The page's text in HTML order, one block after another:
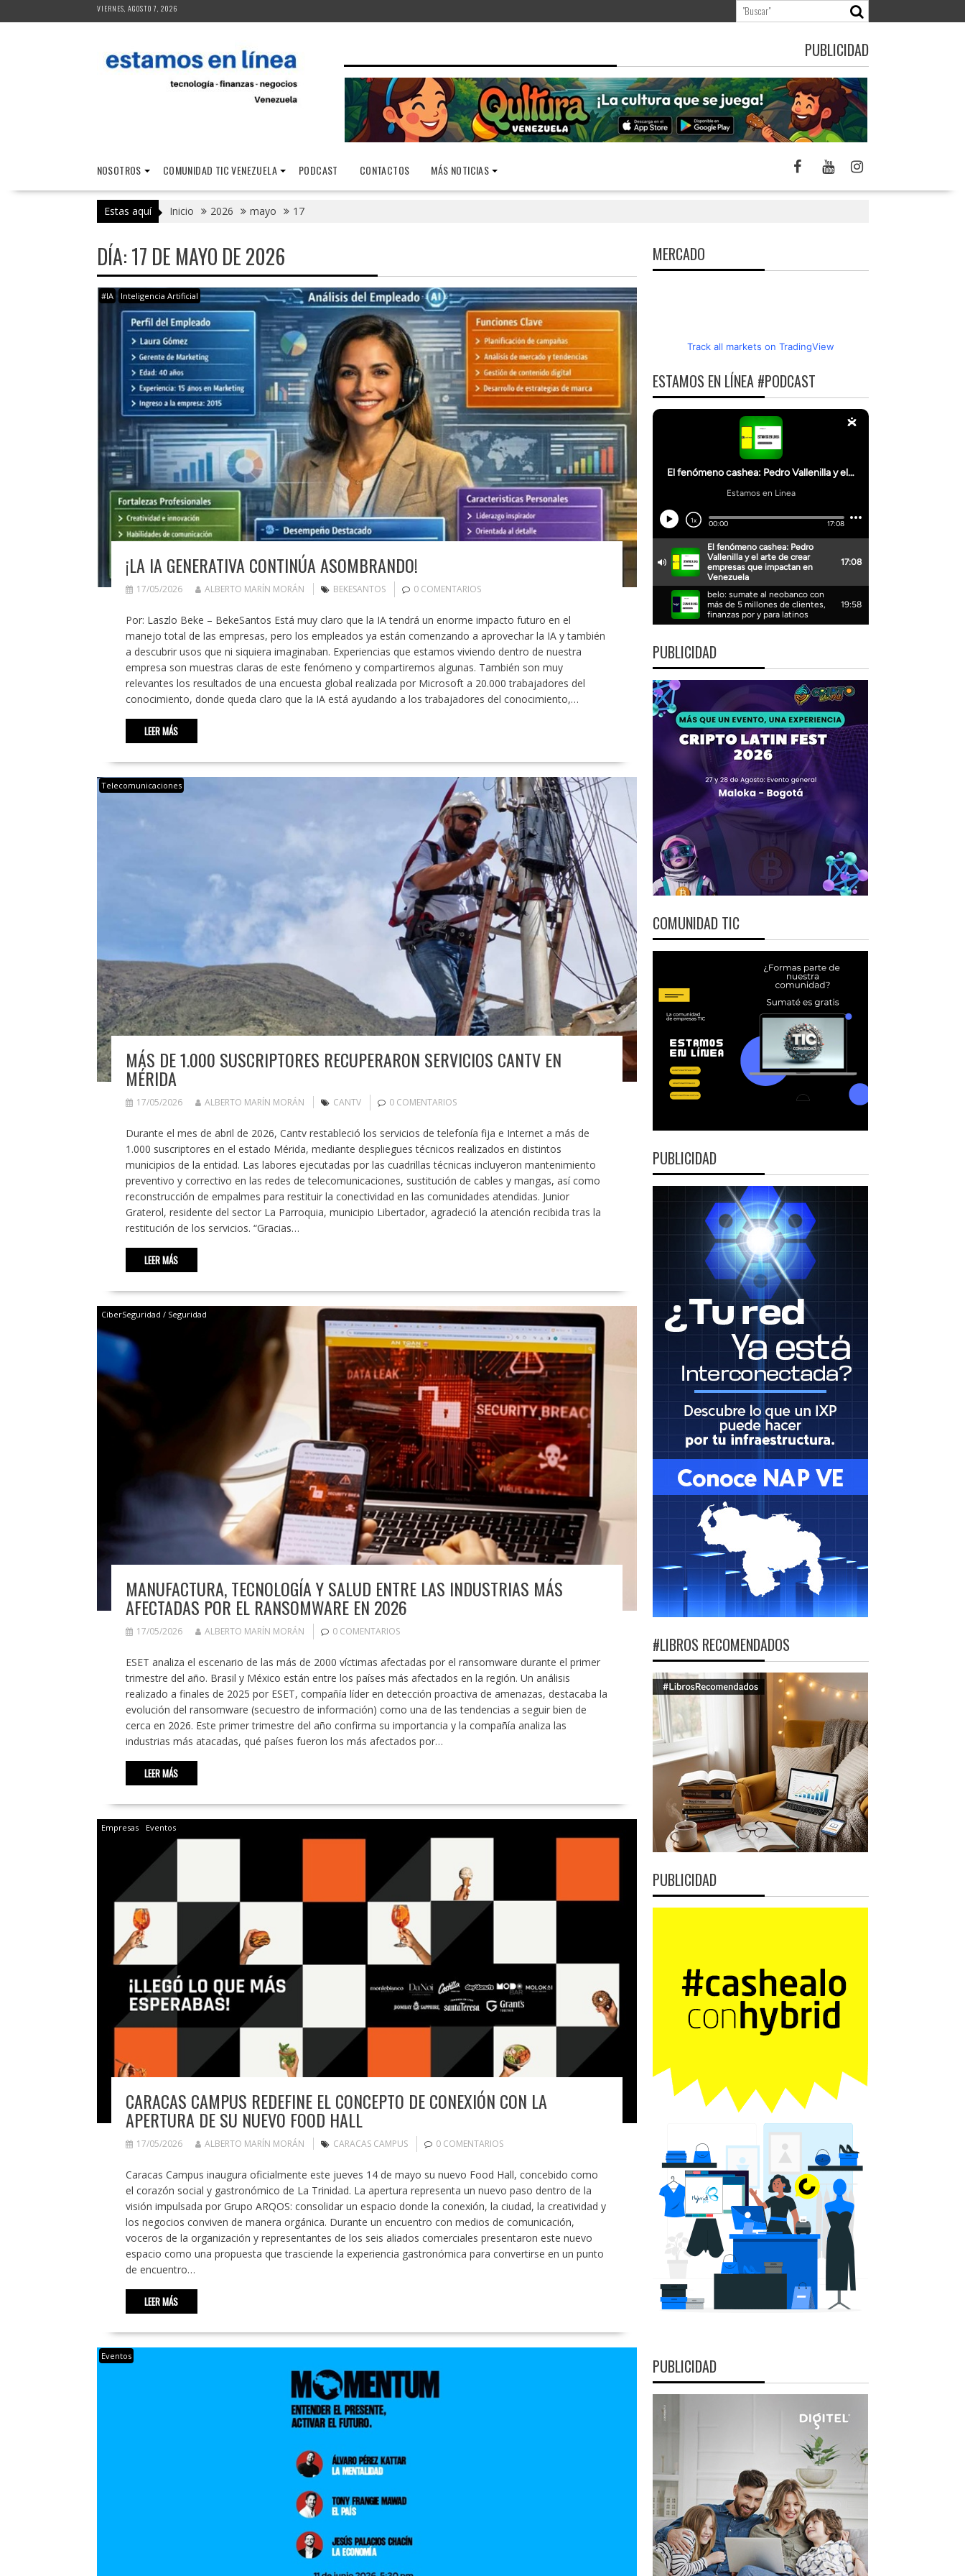
al
VIERNES, AGOSTO 7, 2026
PUBLICIDAD
NOSOTROS COMUNIDAD TIC VENEZUELA PODCAST CONTACTOS MÁS NOTICIAS
Estas aquí Inicio 2026 mayo 17
DÍA:17 DE MAYO DE 2026
#IA Inteligencia Artificial
¡LA IA GENERATIVA CONTINÚA ASOMBRANDO!
17/05/2026 ALBERTO MARÍN MORÁN BEKESANTOS 0 COMENTARIOS
Por: Laszlo Beke – BekeSantos Está muy claro que la IA tendrá un enorme impacto futuro en el
manejo total de las empresas, pero los empleados ya están comenzando a aprovechar la IA y también
a descubrir usos que ni siquiera imaginaban. Experiencias que estamos viviendo dentro de nuestra
empresa son muestras claras de este fenómeno y compartiremos algunas. También son muy
relevantes los resultados de una encuesta global realizada por Microsoft a 20.000 trabajadores del
conocimiento, donde queda claro que la IA está ayudando a los trabajadores del conocimiento,…
LEER MÁS
Telecomunicaciones
MÁS DE 1.000 SUSCRIPTORES RECUPERARON SERVICIOS CANTV EN
MÉRIDA
17/05/2026 ALBERTO MARÍN MORÁN CANTV 0 COMENTARIOS
Durante el mes de abril de 2026, Cantv restableció los servicios de telefonía fija e Internet a más de
1.000 suscriptores en el estado Mérida, mediante despliegues técnicos realizados en distintos
municipios de la entidad. Las labores ejecutadas por las cuadrillas técnicas incluyeron mantenimiento
preventivo y correctivo en las redes de telecomunicaciones, sustitución de cables y mangas, así como
reconstrucción de empalmes para restituir la conectividad en las comunidades atendidas. Junior
Graterol, residente del sector La Parroquia, municipio Libertador, agradeció la atención recibida tras la
restitución de los servicios. “Gracias…
LEER MÁS
CiberSeguridad / Seguridad
MANUFACTURA, TECNOLOGÍA Y SALUD ENTRE LAS INDUSTRIAS MÁS
AFECTADAS POR EL RANSOMWARE EN 2026
17/05/2026 ALBERTO MARÍN MORÁN 0 COMENTARIOS
ESET analiza el escenario de las más de 2000 víctimas afectadas por el ransomware durante el primer
trimestre del año. Brasil y México están entre los países más afectados en la región. Un análisis
realizado a finales de 2025 por ESET, compañía líder en detección proactiva de amenazas, destacaba la
evolución del ransomware (secuestro de información) como una de las tendencias a seguir bien de
cerca en 2026. Este primer trimestre del año confirma su importancia y la compañía analiza las
industrias más atacadas, qué países fueron los más afectados por…
LEER MÁS
Empresas Eventos
CARACAS CAMPUS REDEFINE EL CONCEPTO DE CONEXIÓN CON LA
APERTURA DE SU NUEVO FOOD HALL
17/05/2026 ALBERTO MARÍN MORÁN CARACAS CAMPUS 0 COMENTARIOS
Caracas Campus inaugura oficialmente este jueves 14 de mayo su nuevo Food Hall, concebido como
el corazón social y gastronómico de La Trinidad. La apertura representa un nuevo paso dentro de la
visión impulsada por Grupo ARQOS: consolidar un espacio donde la conexión, la ciudad, la creatividad y
los negocios conviven de manera orgánica. Durante un encuentro con medios de comunicación,
voceros de la organización y representantes de los seis aliados comerciales presentaron este nuevo
espacio como una propuesta que trasciende la experiencia gastronómica para convertirse en un punto
de encuentro…
LEER MÁS
Eventos
MERCADO
Track all markets on TradingView
ESTAMOS EN LÍNEA #PODCAST
PUBLICIDAD
COMUNIDAD TIC
PUBLICIDAD
#LIBROS RECOMENDADOS
PUBLICIDAD
PUBLICIDAD